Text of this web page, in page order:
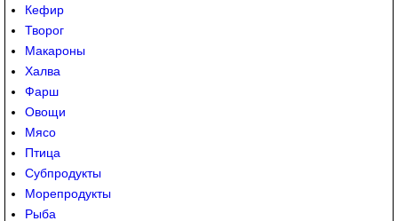
Кефир
Творог
Макароны
Халва
Фарш
Овощи
Мясо
Птица
Субпродукты
Морепродукты
Рыба